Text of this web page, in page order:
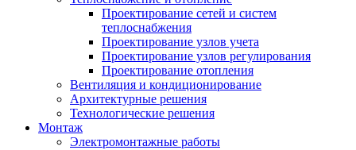
Проектирование сетей и систем
теплоснабжения
Проектирование узлов учета
Проектирование узлов регулирования
Проектирование отопления
Вентиляция и кондиционирование
Архитектурные решения
Технологические решения
Монтаж
Электромонтажные работы